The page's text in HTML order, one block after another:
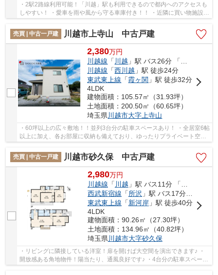
・2駅2路線利用可能！「川越」駅も利用できるので都内へのアクセスも
しやすい！ ・愛車を雨や風から守る車庫付き！！ ・近隣に買い物施設多
数！！お車をお持ちでない方も生活しやすい...
売買 | 中古一戸建
川越市上寺山 中古戸建
2,380万円
川越線 「 川越 」駅 バス26分 「平塚橋東詰」 停歩12分
川越線 「西川越 」駅 徒歩24分
東武東上線 「霞ヶ関 」駅 徒歩32分
4LDK
建物面積：105.57㎡（31.93坪）
土地面積：200.50㎡（60.65坪）
埼玉県 川越市大字上寺山
・60坪以上の広々敷地！！並列3台分の駐車スペースあり！ ・全居室6帖
以上に加え、各お部屋に収納も備えており、ゆったりプライベート空間
を満喫できます♪ ・お家でアウトドアが楽しめ...
売買 | 中古一戸建
川越市砂久保 中古戸建
2,980万円
川越線 「 川越 」駅 バス11分 「中福」 停歩10分
西武新宿線 「所沢 」駅 バス17分 「中福」 停歩10分
東武東上線 「新河岸」駅 徒歩40分
4LDK
建物面積：90.26㎡（27.30坪）
土地面積：134.96㎡（40.82坪）
埼玉県川越市大字砂久保
・リビングに隣接している洋室！扉を開けば大空間を演出できます♪ ・
開放感ある角地物件！陽当たり、通風良好です♪ ・4台分の駐車スペー